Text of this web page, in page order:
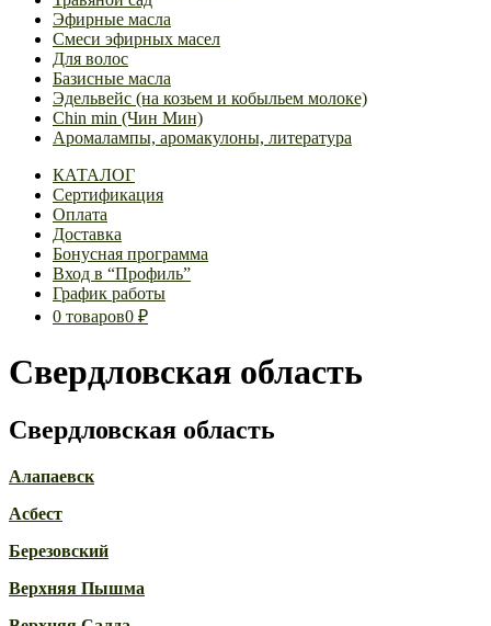
Эфирные масла
Смеси эфирных масел
Для волос
Базисные масла
Эдельвейс (на козьем и кобыльем молоке)
Chin min (Чин Мин)
Аромалампы, аромакулоны, литература
КАТАЛОГ
Сертификация
Оплата
Доставка
Бонусная программа
Вход в “Профиль”
График работы
0 товаров0 ₽
Свердловская область
Свердловская область
Алапаевск
Асбест
Березовский
Верхняя Пышма